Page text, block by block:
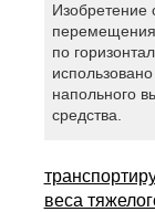
Изобретение
перемещения
по
напольного
средства.
веса